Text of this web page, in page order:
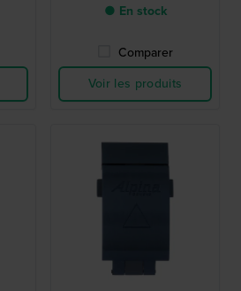
● En stock
Comparer
Voir les produits